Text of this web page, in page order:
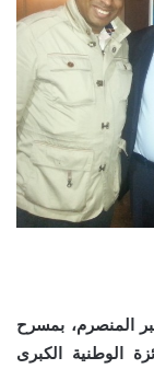
الحفل المنظم ليلة الأربعاء 30 نونبر المنصرم، بمسرح
الوطنية الكبرى